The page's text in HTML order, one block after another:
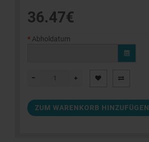
36.47€
Abholdatum
ZUM WARENKORB HINZUFÜGEN